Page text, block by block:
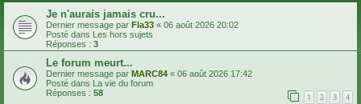
r
Je n'aurais jamais cru...
Dernier message par Fla33 « 06 août 2026 20:02
Posté dans Les hors sujets
Réponses : 3
Le forum meurt...
Dernier message par MARC84 « 06 août 2026 17:42
Posté dans La vie du forum
Réponses : 58 1 2 3 4